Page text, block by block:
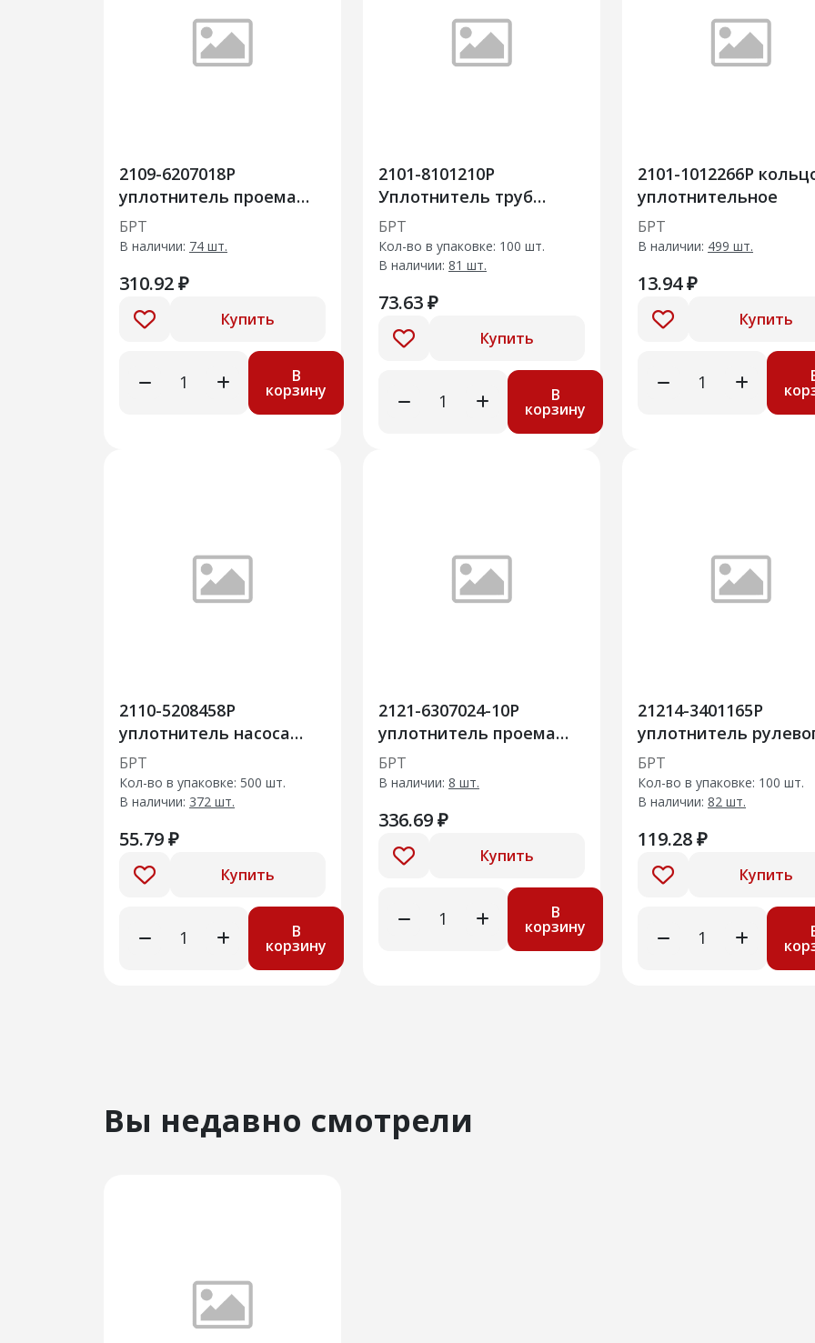
2109-6207018Р
уплотнитель проема
двери 20шт
БРТ
В наличии: 74 шт.
310.92 ₽
Купить
В
корзину
2101-8101210Р
Уплотнитель труб
радиатора отопителя в
сборе
БРТ
Кол-во в упаковке: 100 шт.
В наличии: 81 шт.
73.63 ₽
Купить
В
корзину
2101-1012266Р
уплотнительное
БРТ
В наличии: 499 шт.
13.94 ₽
Купить
2110-5208458Р
уплотнитель насоса
омывателя
БРТ
Кол-во в упаковке: 500 шт.
В наличии: 372 шт.
55.79 ₽
Купить
В
корзину
2121-6307024-10Р
уплотнитель проема
двери задка
БРТ
В наличии: 8 шт.
336.69 ₽
Купить
В
корзину
21214-3401165Р
уплотнитель
механизма
БРТ
Кол-во в упаковке: 100 шт.
В наличии: 82 шт.
119.28 ₽
Купить
Вы недавно смотрели